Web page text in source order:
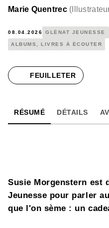
Marie Quentrec (
08.04.2026 GLÉNAT JEUNESSE
ALBUMS, LIVRES À ÉCOUTER
FEUILLETER
RÉSUMÉ DÉTAILS
Susie Morgenstern est
Jeunesse pour parler
que l'on sème : un